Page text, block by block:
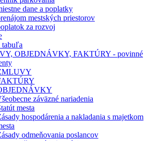
dane a poplatky
mestských priestorov
za rozvoj
tabuľa
OBJEDNÁVKY, FAKTÚRY - povinné
záväzné nariadenia
mesta
hospodárenia a nakladania s majetkom
odmeňovania poslancov